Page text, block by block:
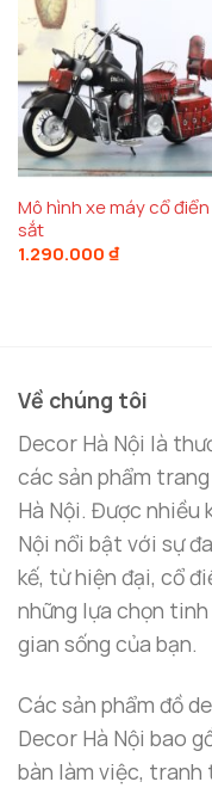
Mô hình xe máy cổ
sắt
1.290.000 ₫
Về chúng tôi
Decor Hà Nội là
các sản phẩm
Hà Nội. Được nhiều
Nội nổi bật với sự
kế, từ hiện đại, cổ
những lựa chọn
gian sống của bạn.
Các sản phẩm đồ
Decor Hà Nội bao
bàn làm việc, tranh